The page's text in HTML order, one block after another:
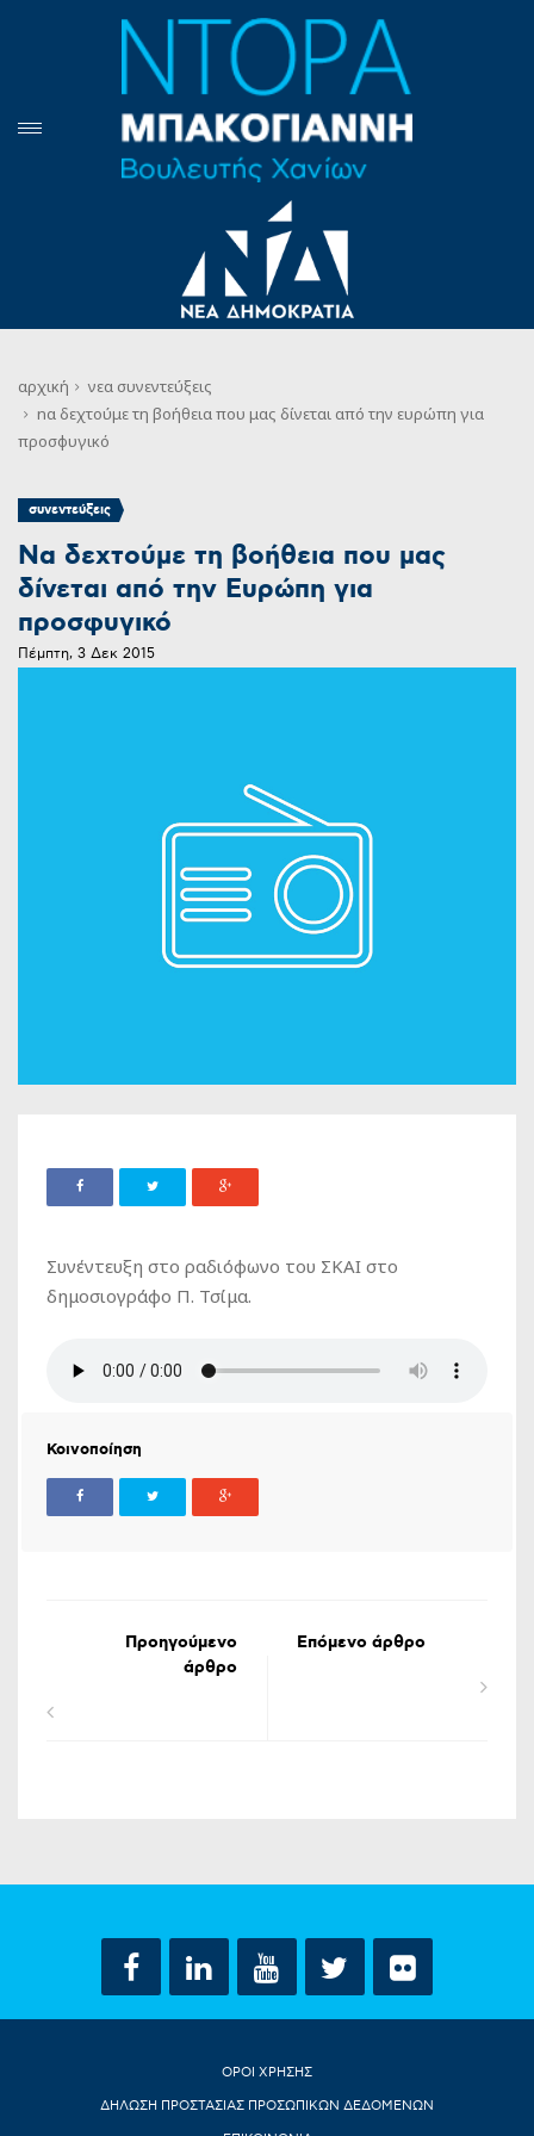
αρχική νεα συνεντεύξεις
nα δεχτούμε τη βοήθεια που μας δίνεται από την ευρώπη για
προσφυγικό
συνεντεύξεις
Nα δεχτούμε τη βοήθεια που μας
δίνεται από την Ευρώπη για
προσφυγικό
Πέμπτη, 3 Δεκ 2015
Συνέντευξη στο ραδιόφωνο του ΣΚΑΙ στο
δημοσιογράφο Π. Τσίμα.
Κοινοποίηση
Προηγούμενο
άρθρο
Επόμενο άρθρο
ΟΡΟΙ ΧΡΗΣΗΣ
ΔΗΛΩΣΗ ΠΡΟΣΤΑΣΙΑΣ ΠΡΟΣΩΠΙΚΩΝ ΔΕΔΟΜΕΝΩΝ